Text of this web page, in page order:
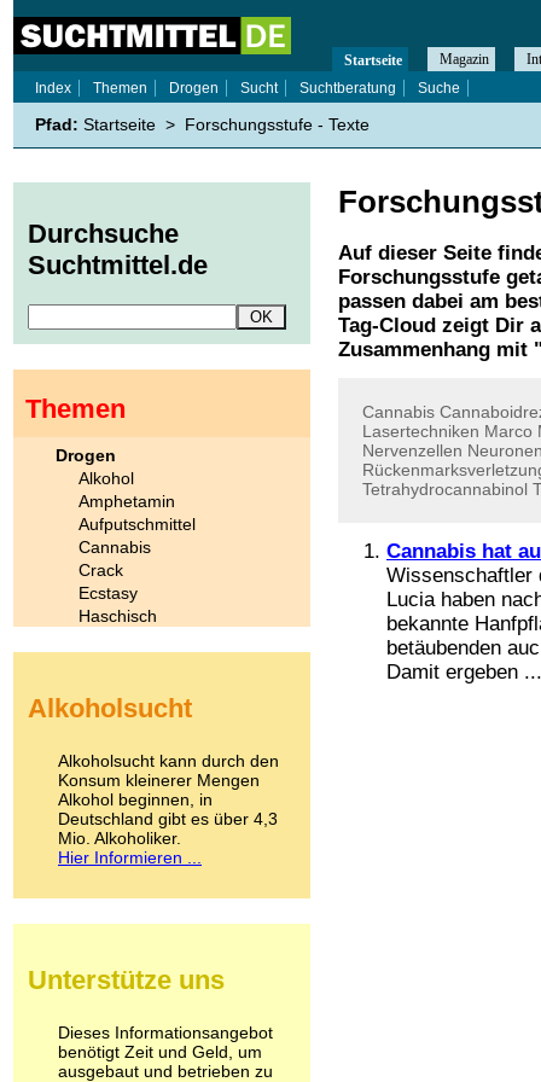
Auf dieser Seite
Forschungsstufe
passen dabei am
Tag-Cloud zeigt Dir
Zusammenhang mit
Cannabis
Lasertechniken Marco
Nervenzellen
Tetrahydrocannabinol
Cannabis hat
Wissenschaftler
Lucia haben
bekannte
betäubenden
Damit ergeben ...
Startseite Magazin
Index
Themen Drogen Sucht Suchtberatung Suche
Pfad: Startseite > Forschungsstufe - Texte
Durchsuche
Suchtmittel.de
Themen
Drogen
Alkohol
Amphetamin
Aufputschmittel
Cannabis
Crack
Ecstasy
Haschisch
Kokain
LSD
Marihuana
Medikamente
Meskalin
Metamphetamin
Methadon
Pilze
Psychopharmaka
Schlafmittel
Schmerzmittel
Alkoholsucht
Alkoholsucht kann durch den
Konsum kleinerer Mengen
Alkohol beginnen, in
Deutschland gibt es über 4,3
Mio. Alkoholiker.
Hier Informieren ...
Unterstütze uns
Dieses Informationsangebot
benötigt Zeit und Geld, um
ausgebaut und betrieben zu